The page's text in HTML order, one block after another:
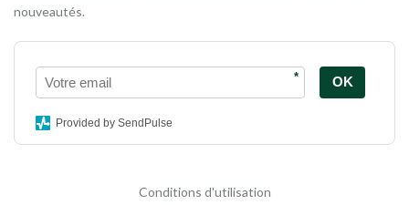
nouveautés.
* OK
Provided by SendPulse
Conditions d'utilisation